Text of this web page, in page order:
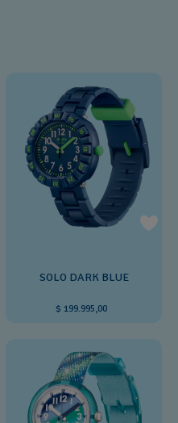
SOLO DARK BLUE
$ 199.995,00